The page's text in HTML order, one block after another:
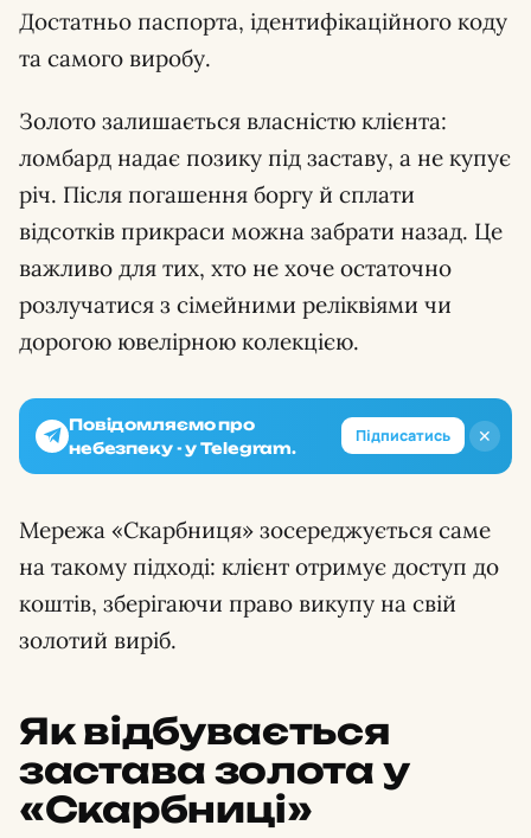
Достатньо паспорта, ідентифікаційного коду
та самого виробу.
Золото залишається власністю клієнта:
ломбард надає позику під заставу, а не купує
річ. Після погашення боргу й сплати
відсотків прикраси можна забрати назад. Це
важливо для тих, хто не хоче остаточно
розлучатися з сімейними реліквіями чи
дорогою ювелірною колекцією.
✕
Повідомляємо про
небезпеку - у Telegram.
Підписатись
Мережа «Скарбниця» зосереджується саме
на такому підході: клієнт отримує доступ до
коштів, зберігаючи право викупу на свій
золотий виріб.
Як відбувається
застава золота у
«Скарбниці»